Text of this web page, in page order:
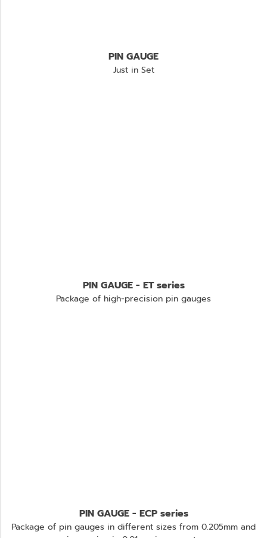
PIN GAUGE
Just in Set
PIN GAUGE - ET series
Package of high-precision pin gauges
PIN GAUGE - ECP series
Package of pin gauges in different sizes from 0.205mm and